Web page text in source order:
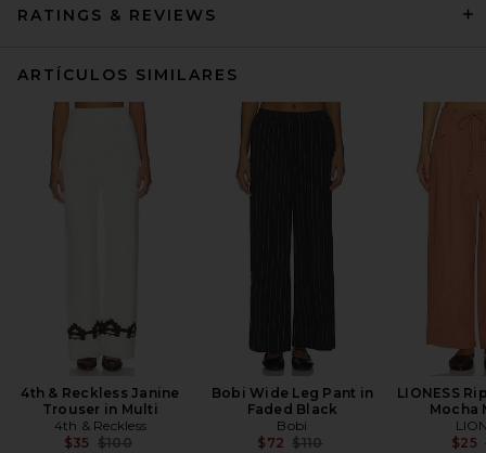
RATINGS & REVIEWS
ARTÍCULOS SIMILARES
4th & Reckless Janine
Trouser in Multi
4th & Reckless
$35 Previous price:
$100
Bobi Wide Leg Pant in
Faded Black
Bobi
$72 Previous price:
$110
LIONESS
Mocha
$25